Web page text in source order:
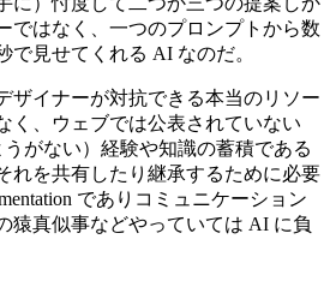
ではなく、一つのプロンプトから数
で見せてくれる AI なのだ。
ザイナーが対抗できる本当のリソー
く、ウェブでは公表されていない
うがない）経験や知識の蓄積である
れを共有したり継承するために必要
でありコミュニケーション
猿真似事などやっていては AI に負